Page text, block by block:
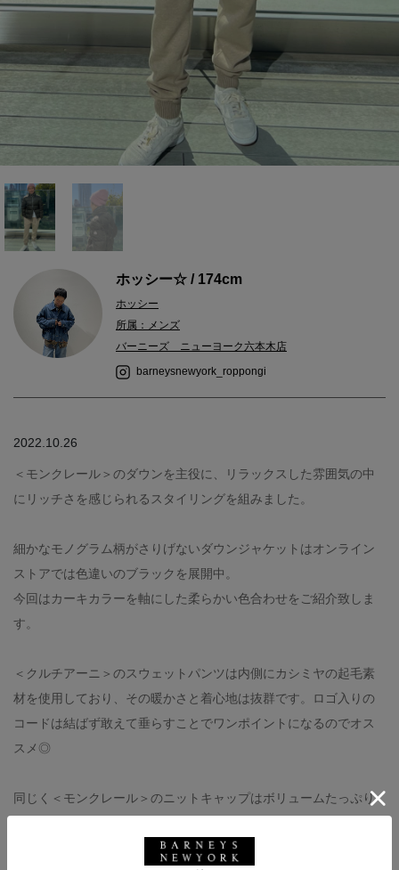
ホッシー☆ / 174cm
ホッシー
所属：メンズ
バーニーズ ニューヨーク六本木店
barneysnewyork_roppongi
2022.10.26
＜モンクレール＞のダウンを主役に、リラックスした雰囲気の中
にリッチさを感じられるスタイリングを組みました。
細かなモノグラム柄がさりげないダウンジャケットはオンライン
ストアでは色違いのブラックを展開中。
今回はカーキカラーを軸にした柔らかい色合わせをご紹介致しま
す。
＜クルチアーニ＞のスウェットパンツは内側にカシミヤの起毛素
材を使用しており、その暖かさと着心地は抜群です。ロゴ入りの
コードは結ばず敢えて垂らすことでワンポイントになるのでオス
スメ◎
同じく＜モンクレール＞のニットキャップはボリュームたっぷり
小物にこだわると、カジュアルなコーディネートが引き締まりま